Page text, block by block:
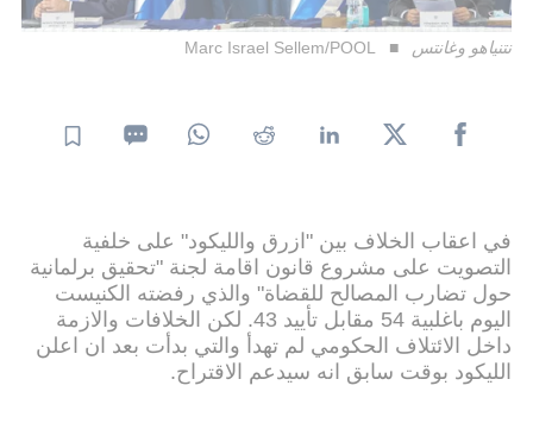
نتنياهو وغانتس Marc Israel Sellem/POOL
في اعقاب الخلاف بين "ازرق والليكود" على خلفية
التصويت على مشروع قانون اقامة لجنة "تحقيق برلمانية
حول تضارب المصالح للقضاة" والذي رفضته الكنيست
اليوم باغلبية 54 مقابل تأييد 43. لكن الخلافات والازمة
داخل الائتلاف الحكومي لم تهدأ والتي بدأت بعد ان اعلن
الليكود بوقت سابق انه سيدعم الاقتراح.